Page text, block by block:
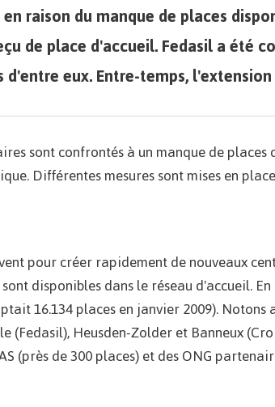
raison du manque de places
de place d'accueil. Fedasil a été
eux. Entre-temps,
sont confrontés à un manque de
Différentes mesures sont mises en
pour créer rapidement de nouveaux
disponibles dans le réseau d'accueil.
16.134 places en janvier 2009).
(Fedasil), Heusden-Zolder et Banneux
(près de 300 places) et des ONG